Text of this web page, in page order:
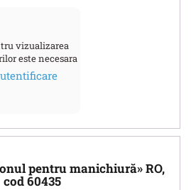
vizualizarea
este necesara
pentru manichiură» RO,
cod 60435